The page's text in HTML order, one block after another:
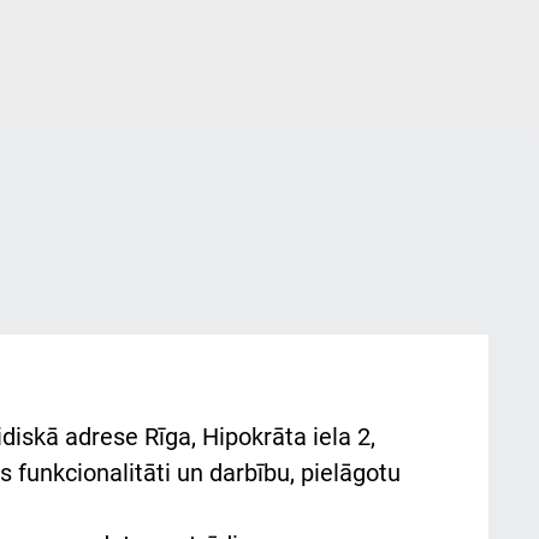
adrese Rīga, Hipokrāta iela 2,
funkcionalitāti un darbību, pielāgotu